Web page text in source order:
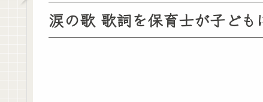
涙の歌 歌詞を保育士が子ども